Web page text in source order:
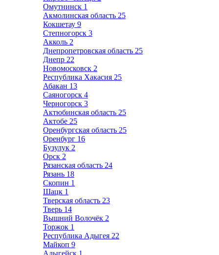
Омутнинск 1
Акмолинская область 25
Кокшетау 9
Степногорск 3
Акколь 2
Днепропетровская область 25
Днепр 22
Новомосковск 2
Республика Хакасия 25
Абакан 13
Саяногорск 4
Черногорск 3
Актюбинская область 25
Актобе 25
Оренбургская область 25
Оренбург 16
Бузулук 2
Орск 2
Рязанская область 24
Рязань 18
Скопин 1
Шацк 1
Тверская область 23
Тверь 14
Вышний Волочёк 2
Торжок 1
Республика Адыгея 22
Майкоп 9
Адыгейск 1